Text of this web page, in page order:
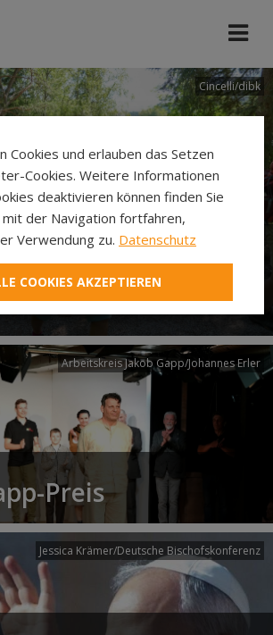
Cincelli/dibk
Via
Arbeitskreis Jakob Gapp/Johannes Erler
Preis
Jessica Krämer/Deutsche Bischofskonferenz
Cookies und erlauben das Setzen
Cookies. Weitere Informationen
deaktivieren können finden Sie
mit der Navigation fortfahren,
Verwendung zu. Datenschutz
COOKIES AKZEPTIEREN